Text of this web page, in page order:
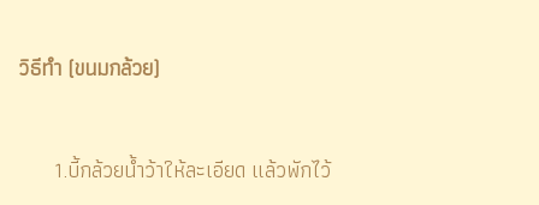
วิธีทำ (ขนมกล้วย)
1.บี้กล้วยน้ำว้าให้ละเอียด แล้วพักไว้